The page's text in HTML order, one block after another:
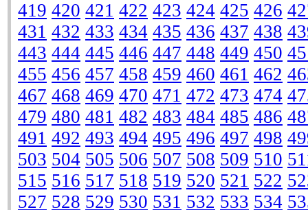
419 420 421 422 423 424 425 426
431 432 433 434 435 436 437 438
443 444 445 446 447 448 449 450
455 456 457 458 459 460 461 462
467 468 469 470 471 472 473 474
479 480 481 482 483 484 485 486
491 492 493 494 495 496 497 498
503 504 505 506 507 508 509 510
515 516 517 518 519 520 521 522
527 528 529 530 531 532 533 534